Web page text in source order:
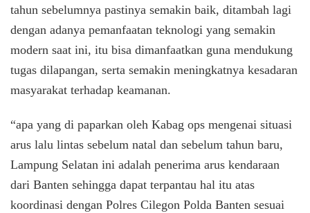
tahun sebelumnya pastinya semakin baik, ditambah lagi
dengan adanya pemanfaatan teknologi yang semakin
modern saat ini, itu bisa dimanfaatkan guna mendukung
tugas dilapangan, serta semakin meningkatnya kesadaran
masyarakat terhadap keamanan.
“apa yang di paparkan oleh Kabag ops mengenai situasi
arus lalu lintas sebelum natal dan sebelum tahun baru,
Lampung Selatan ini adalah penerima arus kendaraan
dari Banten sehingga dapat terpantau hal itu atas
koordinasi dengan Polres Cilegon Polda Banten sesuai